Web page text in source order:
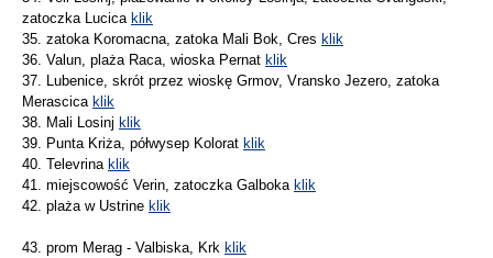
zatoczka Lucica klik
35. zatoka Koromacna, zatoka Mali Bok, Cres klik
36. Valun, plaża Raca, wioska Pernat klik
37. Lubenice, skrót przez wioskę Grmov, Vransko Jezero, zatoka
Merascica klik
38. Mali Losinj klik
39. Punta Kriża, półwysep Kolorat klik
40. Televrina klik
41. miejscowość Verin, zatoczka Galboka klik
42. plaża w Ustrine klik
43. prom Merag - Valbiska, Krk klik